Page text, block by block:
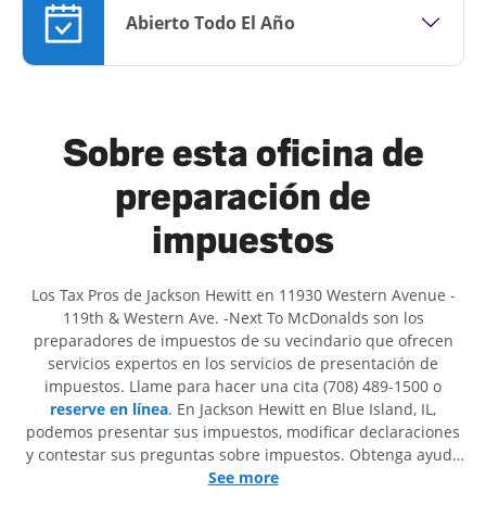
Abierto Todo El Año
Sobre esta oficina de
preparación de
impuestos
Los Tax Pros de Jackson Hewitt en 11930 Western Avenue -
119th & Western Ave. -Next To McDonalds son ​​los
preparadores de impuestos de su vecindario que ofrecen
servicios expertos en los servicios de presentación de
impuestos. Llame para hacer una cita (708) 489-1500 o
reserve en línea. En Jackson Hewitt en Blue Island, IL,
podemos presentar sus impuestos, modificar declaraciones
y contestar sus preguntas sobre impuestos. Obtenga ayuda
para presentar declaraciones de impuestos simples o
See more